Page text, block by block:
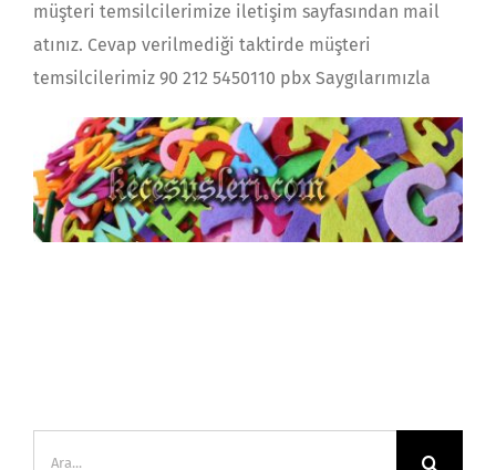
müşteri temsilcilerimize iletişim sayfasından mail
atınız. Cevap verilmediği taktirde müşteri
temsilcilerimiz 90 212 5450110 pbx Saygılarımızla